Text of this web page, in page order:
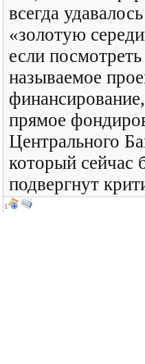
всегда
«золотую
если
называемое
прямое
Центрального
который сейчас
подвергнут
1